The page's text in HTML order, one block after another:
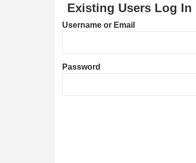
Existing Users Log In
Username or Email
Password